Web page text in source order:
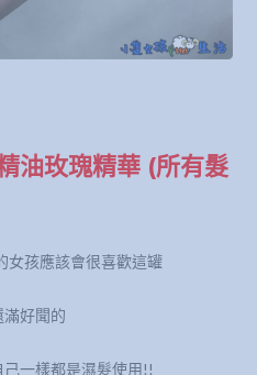
油玫瑰精華 (所有髮
女孩應該會很喜歡這罐
好聞的
一樣都是濕髮使用!!